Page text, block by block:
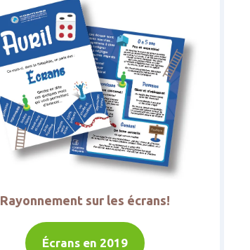
Rayonnement sur les écrans!
Écrans en 2019